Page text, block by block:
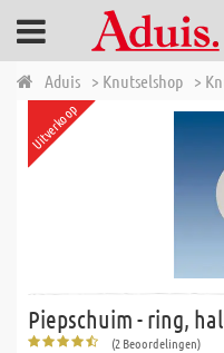
Aduis > Knutselshop >
Uitverkoop
Piepschuim - ring,
(2 Beoordelingen)